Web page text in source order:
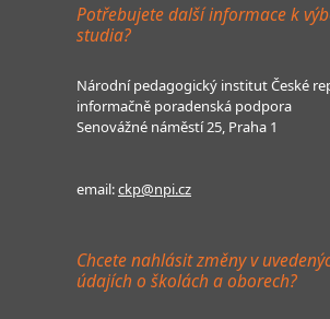
Potřebujete další informace k
studia?
Národní pedagogický institut České
informačně poradenská podpora
Senovážné náměstí 25, Praha 1
email:ckp@npi.cz
Chcete nahlásit změny v
údajích o školách a oborech?